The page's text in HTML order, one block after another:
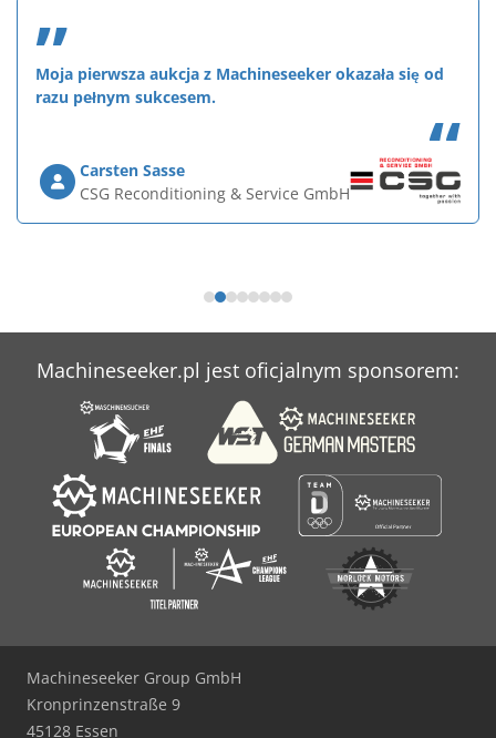
”
Moja pierwsza aukcja z Machineseeker okazała się od
razu pełnym sukcesem.
“
Carsten Sasse
CSG Reconditioning & Service GmbH
Machineseeker.pl jest oficjalnym sponsorem:
Machineseeker Group GmbH
Kronprinzenstraße 9
45128 Essen